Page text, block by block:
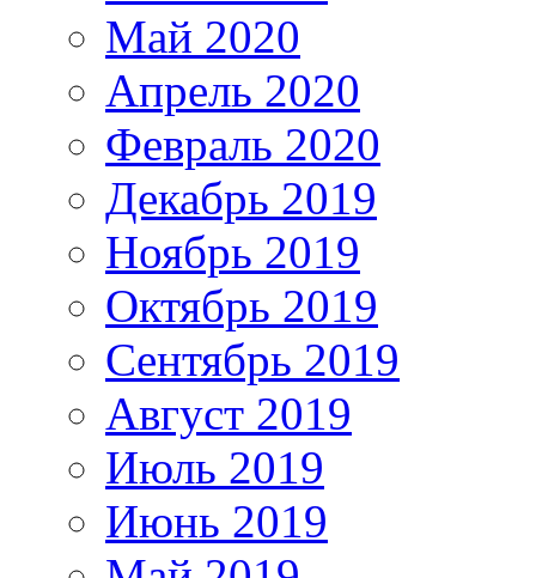
Май 2020
Апрель 2020
Февраль 2020
Декабрь 2019
Ноябрь 2019
Октябрь 2019
Сентябрь 2019
Август 2019
Июль 2019
Июнь 2019